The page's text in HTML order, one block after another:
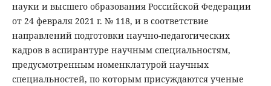
науки и высшего образования Российской Федерации
от 24 февраля 2021 г. № 118, и в соответствие
направлений подготовки научно-педагогических
кадров в аспирантуре научным специальностям,
предусмотренным номенклатурой научных
специальностей, по которым присуждаются ученые